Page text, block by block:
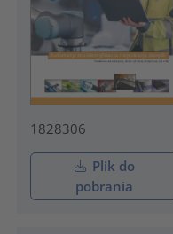
1828306
Plik do
pobrania